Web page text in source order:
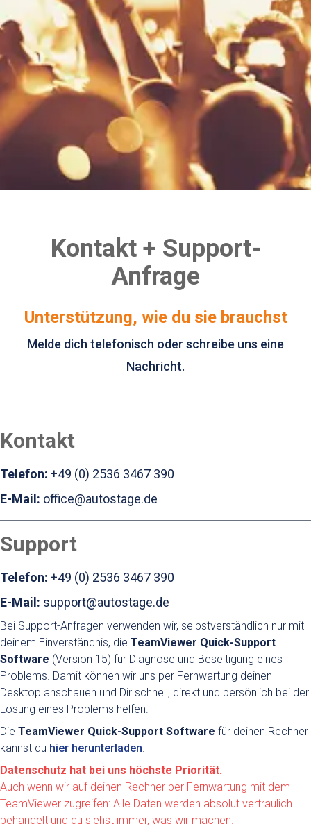
Kontakt + Support-
Anfrage
Unterstützung, wie du sie brauchst
Melde dich telefonisch oder schreibe uns eine
Nachricht.
Kontakt
Telefon: +49 (0) 2536 3467 390
E-Mail: office@autostage.de
Support
Telefon: +49 (0) 2536 3467 390
E-Mail: support@autostage.de
Bei Support-Anfragen verwenden wir, selbstverständlich nur mit
deinem Einverständnis, die TeamViewer Quick-Support
Software (Version 15) für Diagnose und Beseitigung eines
Problems. Damit können wir uns per Fernwartung deinen
Desktop anschauen und Dir schnell, direkt und persönlich bei der
Lösung eines Problems helfen.
Die TeamViewer Quick-Support Software für deinen Rechner
kannst du hier herunterladen.
Datenschutz hat bei uns höchste Priorität.
Auch wenn wir auf deinen Rechner per Fernwartung mit dem
TeamViewer zugreifen: Alle Daten werden absolut vertraulich
behandelt und du siehst immer, was wir machen.